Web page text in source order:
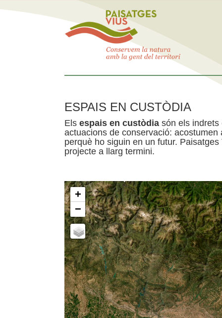
ESPAIS EN CUSTÒDIA
Els espais en custòdia són els indrets
actuacions de conservació:
perquè ho siguin en un futur.
projecte a llarg termini.
+
−